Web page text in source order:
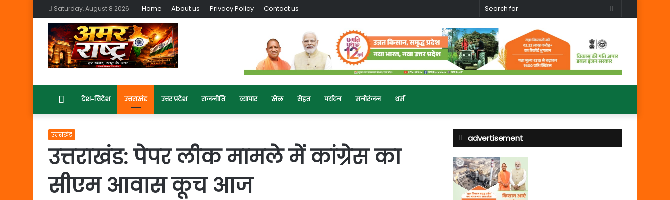
Saturday, August 8 2026 Home About us Privacy Policy Contact us
Search
Homeदेश-विदेश उत्तराखंड उत्तर प्रदेश राजनीति व्यापार खेल सेहत पर्यटन मनोरंजन धर्म
उत्तराखंड
उत्तराखंड: पेपर लीक मामले में कांग्रेस का
सीएम आवास कूच आज
advertisement